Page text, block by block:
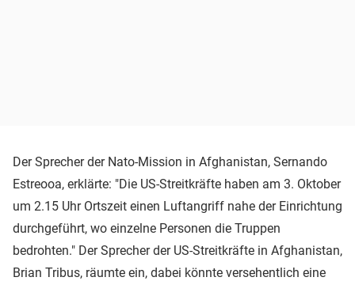
Der Sprecher der Nato-Mission in Afghanistan, Sernando
Estreooa, erklärte: "Die US-Streitkräfte haben am 3. Oktober
um 2.15 Uhr Ortszeit einen Luftangriff nahe der Einrichtung
durchgeführt, wo einzelne Personen die Truppen
bedrohten." Der Sprecher der US-Streitkräfte in Afghanistan,
Brian Tribus, räumte ein, dabei könnte versehentlich eine